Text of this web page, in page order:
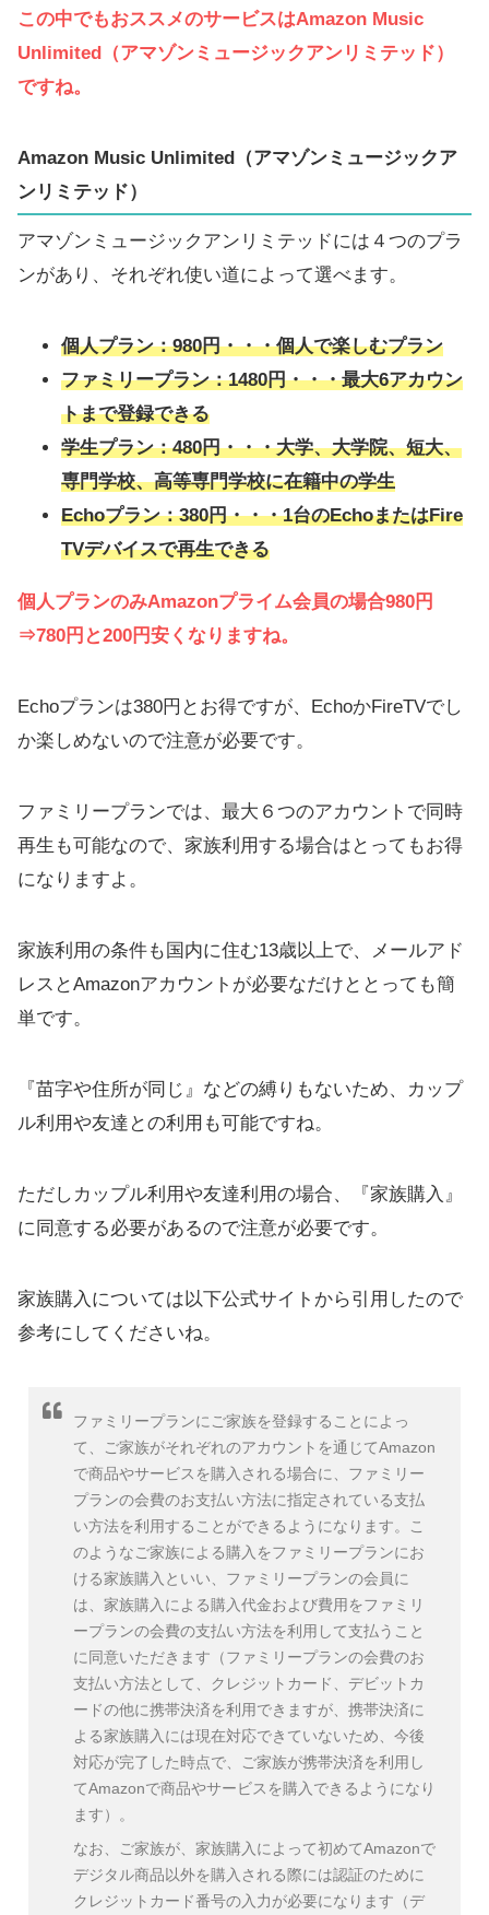
この中でもおススメのサービスはAmazon Music
Unlimited（アマゾンミュージックアンリミテッド）
ですね。
Amazon Music Unlimited（アマゾンミュージックア
ンリミテッド）
アマゾンミュージックアンリミテッドには４つのプラ
ンがあり、それぞれ使い道によって選べます。
個人プラン：980円・・・個人で楽しむプラン
ファミリープラン：1480円・・・最大6アカウン
トまで登録できる
学生プラン：480円・・・大学、大学院、短大、
専門学校、高等専門学校に在籍中の学生
Echoプラン：380円・・・1台のEchoまたはFire
TVデバイスで再生できる
個人プランのみAmazonプライム会員の場合980円
⇒780円と200円安くなりますね。
Echoプランは380円とお得ですが、EchoかFireTVでし
か楽しめないので注意が必要です。
ファミリープランでは、最大６つのアカウントで同時
再生も可能なので、家族利用する場合はとってもお得
になりますよ。
家族利用の条件も国内に住む13歳以上で、メールアド
レスとAmazonアカウントが必要なだけととっても簡
単です。
『苗字や住所が同じ』などの縛りもないため、カップ
ル利用や友達との利用も可能ですね。
ただしカップル利用や友達利用の場合、『家族購入』
に同意する必要があるので注意が必要です。
家族購入については以下公式サイトから引用したので
参考にしてくださいね。
ファミリープランにご家族を登録することによっ
て、ご家族がそれぞれのアカウントを通じてAmazon
で商品やサービスを購入される場合に、ファミリー
プランの会費のお支払い方法に指定されている支払
い方法を利用することができるようになります。こ
のようなご家族による購入をファミリープランにお
ける家族購入といい、ファミリープランの会員に
は、家族購入による購入代金および費用をファミリ
ープランの会費の支払い方法を利用して支払うこと
に同意いただきます（ファミリープランの会費のお
支払い方法として、クレジットカード、デビットカ
ードの他に携帯決済を利用できますが、携帯決済に
よる家族購入には現在対応できていないため、今後
対応が完了した時点で、ご家族が携帯決済を利用し
てAmazonで商品やサービスを購入できるようになり
ます）。
なお、ご家族が、家族購入によって初めてAmazonで
デジタル商品以外を購入される際には認証のために
クレジットカード番号の入力が必要になります（デ